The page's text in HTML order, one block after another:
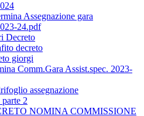
Assegnazione gara
24.pdf
Decreto
decreto
giorgi
Comm.Gara Assist.spec. 2023-
assegnazione
2
NOMINA COMMISSIONE